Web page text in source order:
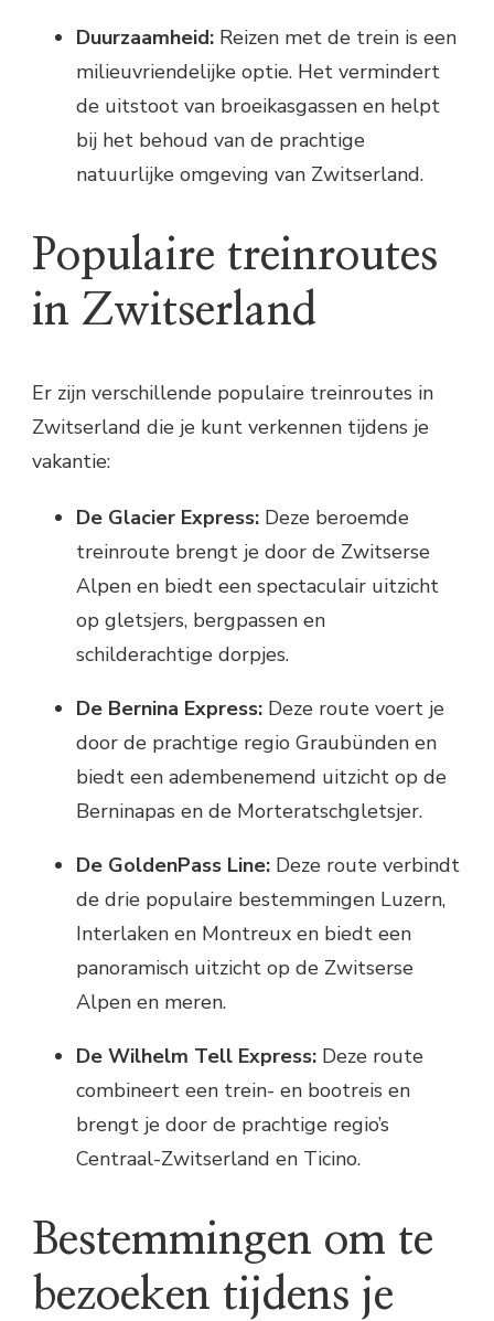
Duurzaamheid: Reizen met de trein is een
milieuvriendelijke optie. Het vermindert
de uitstoot van broeikasgassen en helpt
bij het behoud van de prachtige
natuurlijke omgeving van Zwitserland.
Populaire treinroutes
in Zwitserland
Er zijn verschillende populaire treinroutes in
Zwitserland die je kunt verkennen tijdens je
vakantie:
De Glacier Express: Deze beroemde
treinroute brengt je door de Zwitserse
Alpen en biedt een spectaculair uitzicht
op gletsjers, bergpassen en
schilderachtige dorpjes.
De Bernina Express: Deze route voert je
door de prachtige regio Graubünden en
biedt een adembenemend uitzicht op de
Berninapas en de Morteratschgletsjer.
De GoldenPass Line: Deze route verbindt
de drie populaire bestemmingen Luzern,
Interlaken en Montreux en biedt een
panoramisch uitzicht op de Zwitserse
Alpen en meren.
De Wilhelm Tell Express: Deze route
combineert een trein- en bootreis en
brengt je door de prachtige regio’s
Centraal-Zwitserland en Ticino.
Bestemmingen om te
bezoeken tijdens je